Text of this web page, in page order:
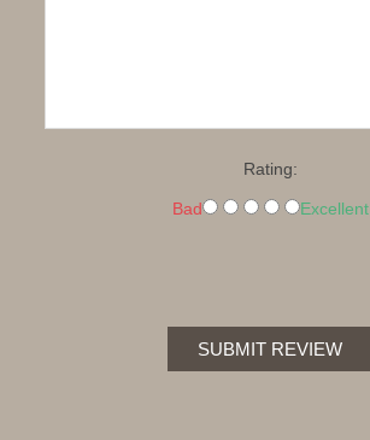
Rating:
Bad Excellent
SUBMIT REVIEW